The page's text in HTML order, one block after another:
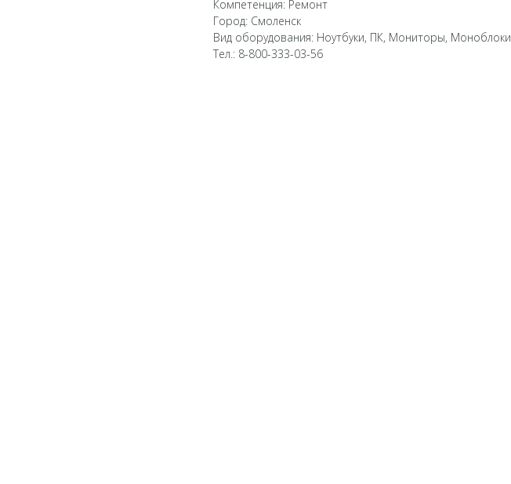
Компетенция: Ремонт
Город: Смоленск
Вид оборудования: Ноутбуки, ПК, Мониторы, Моноблоки
Тел.: 8-800-333-03-56